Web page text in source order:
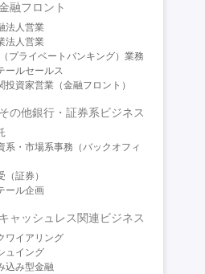
融フロント
法人営業
法人営業
プライベートバンキング）業務
ールセールス
投資家営業（金融フロント）
その他銀行・証券系ビジネス
系・市場系事務（バックオフィ
（証券）
ール企画
キャッシュレス関連ビジネス
ワイアリング
ュイング
込み型金融